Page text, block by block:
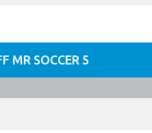
MR SOCCER 5